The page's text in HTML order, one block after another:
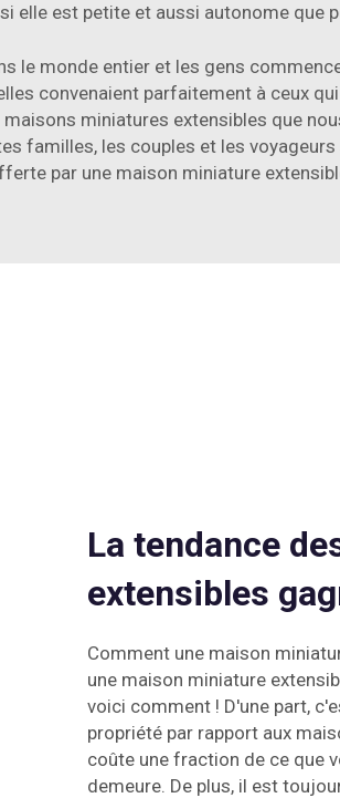
elle est petite et aussi autonome que
le monde entier et les gens
convenaient parfaitement à ceux
miniatures extensibles que
familles, les couples et les
par une maison miniature
La tendance
extensibles
Comment une maison
une maison miniature
voici comment ! D'une part,
propriété par rapport aux
coûte une fraction de ce que
demeure. De plus, il est